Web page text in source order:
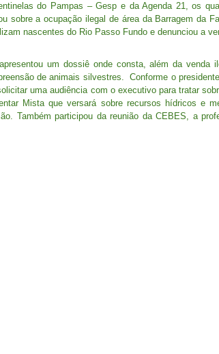
do Pampas – Gesp e da Agenda 21, os
sobre a ocupação ilegal de área da Barragem da
nascentes do Rio Passo Fundo e denunciou a
um dossiê onde consta, além da venda
de animais silvestres. Conforme o
uma audiência com o executivo para tratar
Mista que versará sobre recursos hídricos e
Também participou da reunião da CEBES, a